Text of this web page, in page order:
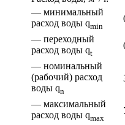
— минимальный
расход воды qmin
— переходный
расход воды qt
— номинальный
(рабочий) расход
воды qn
— максимальный
расход воды qmax